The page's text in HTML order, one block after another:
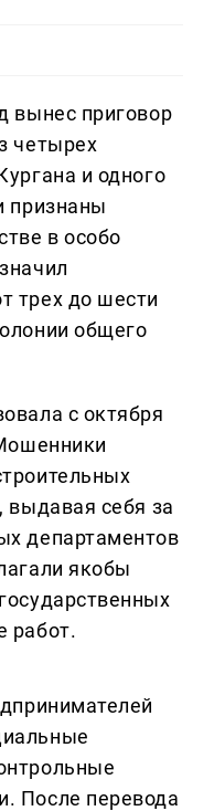
вынес приговор
четырех
и одного
признаны
в особо
трех до шести
общего
с октября
выдавая себя за
департаментов
якобы
работ.
После перевода